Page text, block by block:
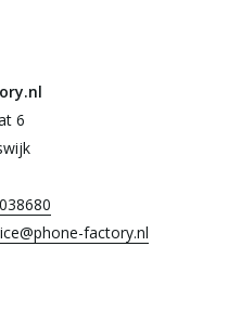
6
factory.nl